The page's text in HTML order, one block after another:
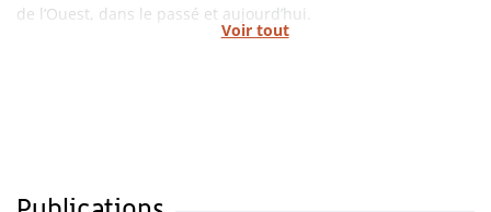
Voir tout
de l’Ouest, dans le passé et aujourd’hui.